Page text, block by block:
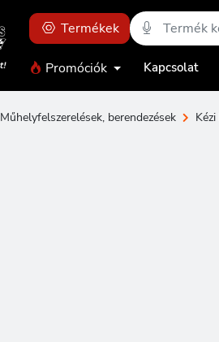
Termékek
Promóciók Kapcsolat
Műhelyfelszerelések, berendezések